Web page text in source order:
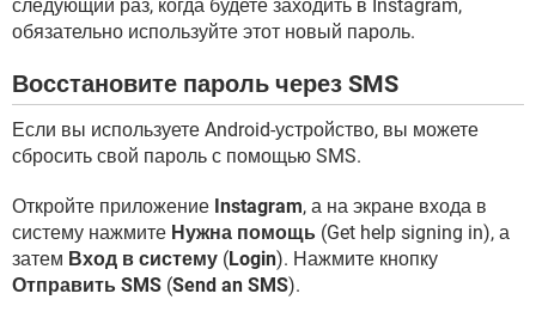
следующий раз, когда будете заходить в Instagram,
обязательно используйте этот новый пароль.
Восстановите пароль через SMS
Если вы используете Android-устройство, вы можете
сбросить свой пароль с помощью SMS.
Откройте приложение Instagram, а на экране входа в
систему нажмите Нужна помощь (Get help signing in), а
затем Вход в систему (Login). Нажмите кнопку
Отправить SMS (Send an SMS).